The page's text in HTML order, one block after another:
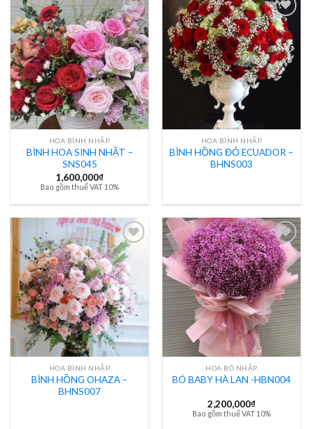
HOA BÌNH NHẬP
BÌNH HOA SINH NHẬT –
SNS045
1,600,000₫
Bao gồm thuế VAT 10%
HOA BÌNH NHẬP
BÌNH HỒNG ĐỎ ECUADOR –
BHNS003
HOA BÌNH NHẬP
BÌNH HỒNG OHAZA –
BHNS007
HOA BÓ NHẬP
BÓ BABY HÀ LAN -HBN004
2,200,000₫
Bao gồm thuế VAT 10%